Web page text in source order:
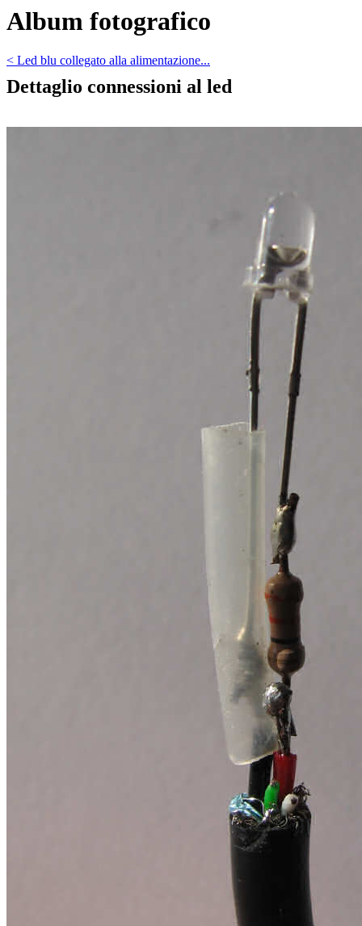
Album fotografico
< Led blu collegato alla alimentazione...
Dettaglio connessioni al led